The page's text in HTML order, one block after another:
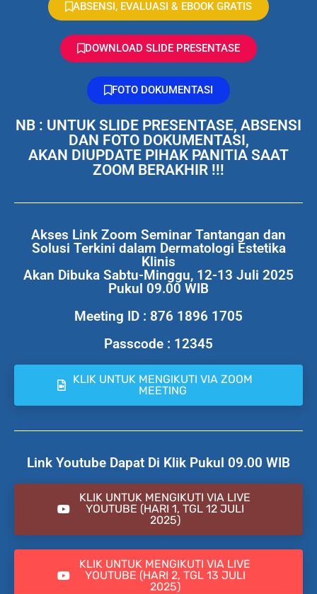
ABSENSI, EVALUASI & EBOOK GRATIS
DOWNLOAD SLIDE PRESENTASE
FOTO DOKUMENTASI
NB : UNTUK SLIDE PRESENTASE, ABSENSI
DAN FOTO DOKUMENTASI,
AKAN DIUPDATE PIHAK PANITIA SAAT
ZOOM BERAKHIR !!!
Akses Link Zoom Seminar Tantangan dan
Solusi Terkini dalam Dermatologi Estetika
Klinis
Akan Dibuka Sabtu-Minggu, 12-13 Juli 2025
Pukul 09.00 WIB
Meeting ID : 876 1896 1705
Passcode : 12345
KLIK UNTUK MENGIKUTI VIA ZOOM
MEETING
Link Youtube Dapat Di Klik Pukul 09.00 WIB
KLIK UNTUK MENGIKUTI VIA LIVE
YOUTUBE (HARI 1, TGL 12 JULI
2025)
KLIK UNTUK MENGIKUTI VIA LIVE
YOUTUBE (HARI 2, TGL 13 JULI
2025)